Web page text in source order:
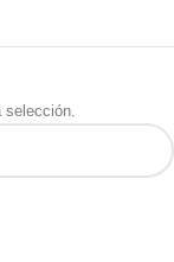
selección.